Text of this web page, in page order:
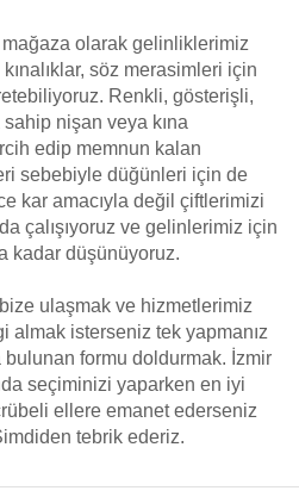
olarak gelinliklerimiz
söz merasimleri için
Renkli, gösterişli,
sahip nişan veya kına
edip memnun kalan
sebebiyle düğünleri için de
kar amacıyla değil çiftlerimizi
çalışıyoruz ve gelinlerimiz için
kadar düşünüyoruz.
ulaşmak ve hizmetlerimiz
almak isterseniz tek yapmanız
bulunan formu doldurmak. İzmir
seçiminizi yaparken en iyi
ellere emanet ederseniz
tebrik ederiz.